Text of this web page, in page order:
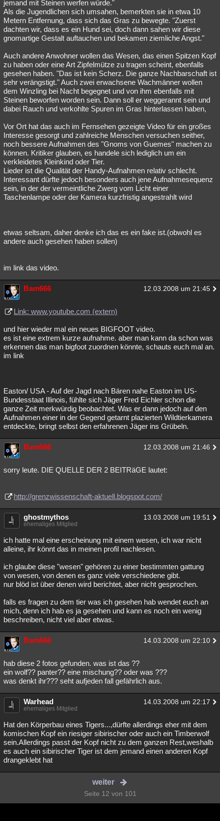
jemand mit Steinen werfen würde."
Als die Jugendlichen sich umsahen, bemerkten sie in etwa 10
Metern Entfernung, dass sich das Gras zu bewegte. "Zuerst
dachten wir, dass es ein Hund sei, doch dann sahen wir diese
gnomartige Gestalt auftauchen und bekamen ziemliche Angst."
Auch andere Anwohner wollen das Wesen, das einen Spitzen Kopf
zu haben oder eine Art Zipfelmütze zu tragen scheint, ebenfalls
gesehen haben. "Das ist kein Scherz. Die ganze Nachbarschaft ist
sehr verängstigt." Auch zwei erwachsene Wachmänner wollen
dem Winzling bei Nacht begegnet und von ihm ebenfalls mit
Steinen beworfen worden sein. Dann soll er weggerannt sein und
dabei Rauch und verkohlte Spuren im Gras hinterlassen haben,
Vor Ort hat das auch im Fernsehen gezeigte Video für ein großes
Interesse gesorgt und zahlreiche Menschen versuchen seither,
noch bessere Aufnahmen des "Gnoms von Guemes" machen zu
können. Kritiker glauben, es handele sich lediglich um ein
verkleidetes Kleinkind oder Tier.
Lieder ist die Qualität der Handy-Aufnahmen relativ schlecht.
Interessant dürfte jedoch besonders auch jene Aufnahmesequenz
sein, in der der vermeintliche Zwerg vom Licht einer
Taschenlampe oder der Kamera kurzfristig angestrahlt wird
etwas seltsam, daher denke ich das es ein fake ist.(obwohl es
andere auch gesehen haben sollen)
im link das video.
Bam666 12.03.2008 um 21:45
Link: www.youtube.com (extern)
und hier wieder mal ein neues BIGFOOT video.
es ist eine extrem kurze aufnahme. aber man kann da schon was
erkennen das man bigfoot zuordnen könnte, schauts euch mal an.
im link
Easton/ USA - Auf der Jagd nach Bären nahe Easton im US-
Bundesstaat Illinois, fühlte sich Jäger Fred Eichler schon die
ganze Zeit merkwürdig beobachtet. Was er dann jedoch auf den
Aufnahmen einer in der Gegend getarnt plazierten Wildtierkamera
entdeckte, bringt selbst den erfahrenen Jäger ins Grübeln.
Bam666 12.03.2008 um 21:46
sorry leute. DIE QUELLE DER 2 BEITRäGE lautet:
http://grenzwissenschaft-aktuell.blogspot.com/
ghostmythos 13.03.2008 um 19:51
ehemaliges Mitglied
ich hatte mal eine erscheinung mit einem wesen, ich war nicht
alleine, ihr könnt das in meinen profil nachlesen.
ich glaube diese "wesen" gehören zu einer bestimmten gattung
von wesen, von denen es ganz viele verschiedene gibt.
nur blöd ist über denen wird berichtet, aber nicht gesprochen.
falls es fragen zu dem tier was ich gesehen hab wendet euch an
mich, denn ich hab es ja gesehen und kann es noch ein wenig
beschreiben, nicht viel aber etwas.
Bam666 14.03.2008 um 22:10
hab diese 2 fotos gefunden. was ist das ??
ein wolf?? panter?? eine mischung?? oder was ???
was denkt ihr??? seht aufjeden fall gefährlich aus.
Warhead 14.03.2008 um 22:17
ehemaliges Mitglied
Hat den Körperbau eines Tigers...,dürfte allerdings eher mit dem
komischen Kopf ein riesiger sibirischer oder auch ein Timberwolf
sein.Allerdings passt der Kopf nicht zu dem ganzen Rest,weshalb
es auch ein sibirischer Tiger ist dem jemand einen anderen Kopf
drangeklebt hat
weiter
Seite 12 von 101